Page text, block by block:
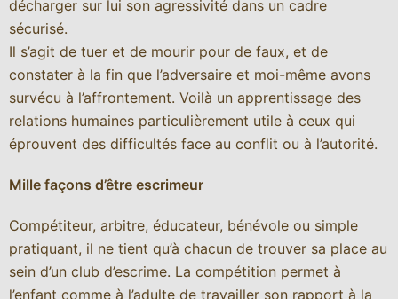
décharger sur lui son agressivité dans un cadre
sécurisé.
Il s’agit de tuer et de mourir pour de faux, et de
constater à la fin que l’adversaire et moi-même avons
survécu à l’affrontement. Voilà un apprentissage des
relations humaines particulièrement utile à ceux qui
éprouvent des difficultés face au conflit ou à l’autorité.
Mille façons d’être escrimeur
Compétiteur, arbitre, éducateur, bénévole ou simple
pratiquant, il ne tient qu’à chacun de trouver sa place au
sein d’un club d’escrime. La compétition permet à
l’enfant comme à l’adulte de travailler son rapport à la